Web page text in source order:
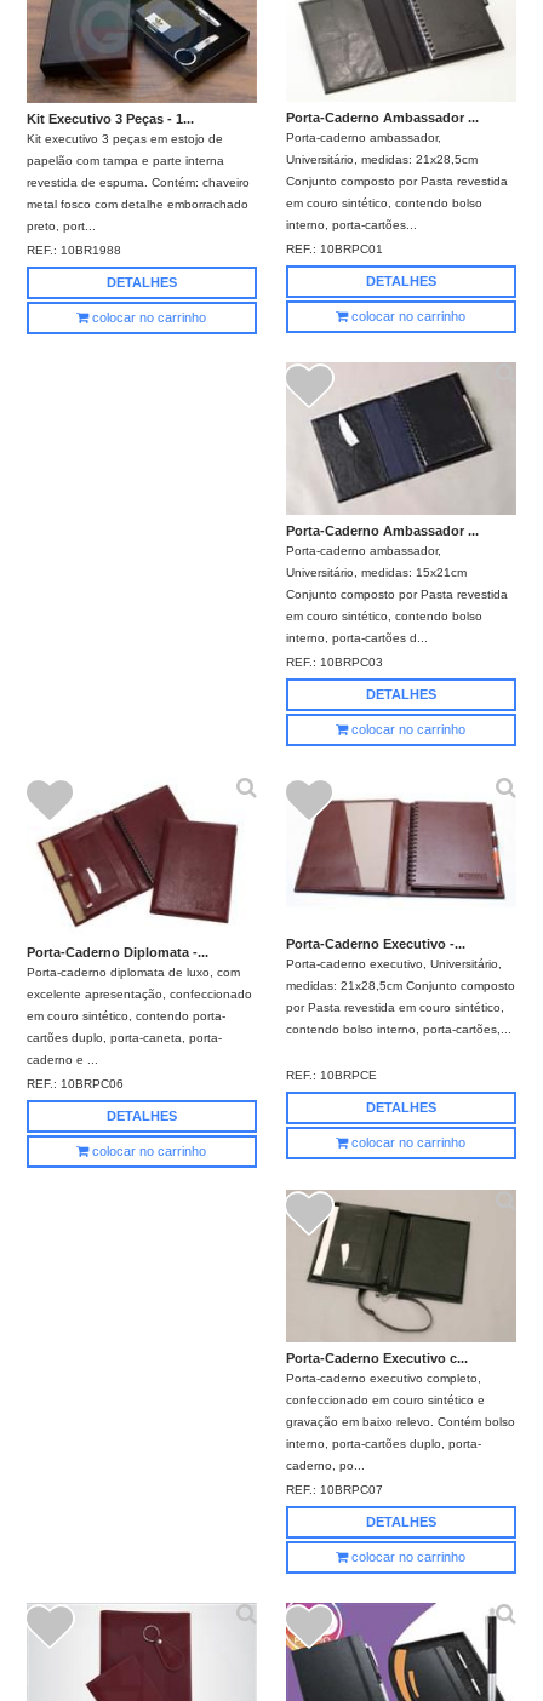
Kit Executivo 3 Peças - 1...
Kit executivo 3 peças em estojo de
papelão com tampa e parte interna
revestida de espuma. Contém: chaveiro
metal fosco com detalhe emborrachado
preto, port...
REF.: 10BR1988
DETALHES
colocar no carrinho
Porta-Caderno Ambassador ...
Porta-caderno ambassador,
Universitário, medidas: 21x28,5cm
Conjunto composto por Pasta revestida
em couro sintético, contendo bolso
interno, porta-cartões...
REF.:10BRPC01
DETALHES
colocar no carrinho
Porta-Caderno Ambassador ...
Porta-caderno ambassador,
Universitário, medidas: 15x21cm
Conjunto composto por Pasta revestida
em couro sintético, contendo bolso
interno, porta-cartões d...
REF.:10BRPC03
DETALHES
colocar no carrinho
Porta-Caderno Diplomata -...
Porta-caderno diplomata de luxo, com
excelente apresentação, confeccionado
em couro sintético, contendo porta-
cartões duplo, porta-caneta, porta-
caderno e ...
REF.:10BRPC06
DETALHES
colocar no carrinho
Porta-Caderno Executivo -...
Porta-caderno executivo, Universitário,
medidas: 21x28,5cm Conjunto composto
por Pasta revestida em couro sintético,
contendo bolso interno, porta-cartões,...
REF.:10BRPCE
DETALHES
colocar no carrinho
Porta-Caderno Executivo c...
Porta-caderno executivo completo,
confeccionado em couro sintético e
gravação em baixo relevo. Contém bolso
interno, porta-cartões duplo, porta-
caderno, po...
REF.: 10BRPC07
DETALHES
colocar no carrinho